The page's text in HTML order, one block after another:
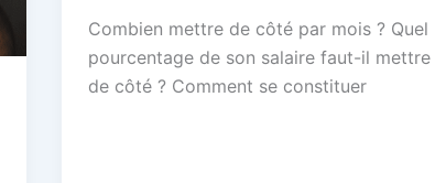
Combien mettre de côté par mois ? Quel
pourcentage de son salaire faut-il mettre
de côté ? Comment se constituer